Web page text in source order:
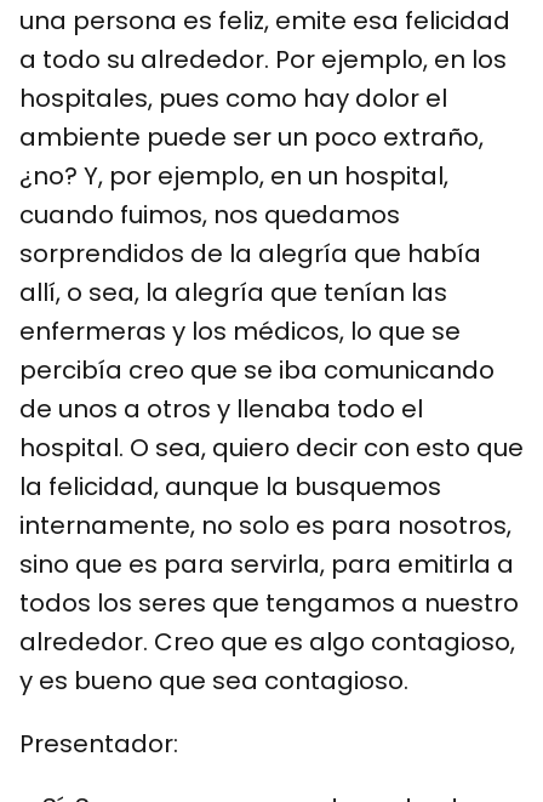
una persona es feliz, emite esa felicidad
a todo su alrededor. Por ejemplo, en los
hospitales, pues como hay dolor el
ambiente puede ser un poco extraño,
¿no? Y, por ejemplo, en un hospital,
cuando fuimos, nos quedamos
sorprendidos de la alegría que había
allí, o sea, la alegría que tenían las
enfermeras y los médicos, lo que se
percibía creo que se iba comunicando
de unos a otros y llenaba todo el
hospital. O sea, quiero decir con esto que
la felicidad, aunque la busquemos
internamente, no solo es para nosotros,
sino que es para servirla, para emitirla a
todos los seres que tengamos a nuestro
alrededor. Creo que es algo contagioso,
y es bueno que sea contagioso.
Presentador: